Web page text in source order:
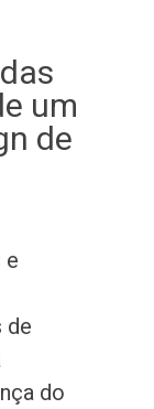
um
de
e
de
do